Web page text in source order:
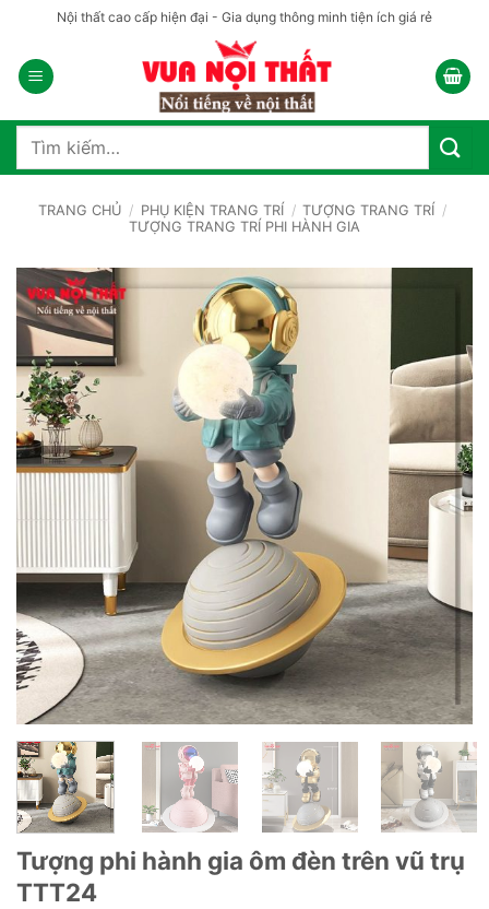
nội
dung
Nội thất cao cấp hiện đại - Gia dụng thông minh tiện ích giá rẻ
Tìm
TRANG CHỦ / PHỤ KIỆN TRANG TRÍ / TƯỢNG TRANG TRÍ /
TƯỢNG TRANG TRÍ PHI HÀNH GIA
Tượng phi hành gia ôm đèn trên vũ trụ
TTT24